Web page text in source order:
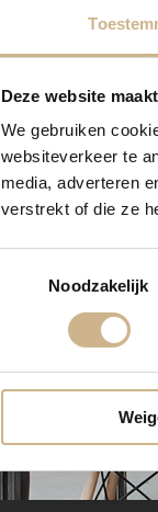
Deze website
We gebruiken
websiteverkeer te
media, adverteren
verstrekt of die ze
Noodzakelijk